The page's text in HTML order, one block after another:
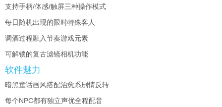
支持手柄/体感/触屏三种操作模式
每日随机出现的限时特殊客人
调酒过程融入节奏游戏元素
可解锁的复古滤镜相机功能
软件魅力
暗黑童话画风搭配治愈系剧情反转
每个NPC都有独立声优全程配音